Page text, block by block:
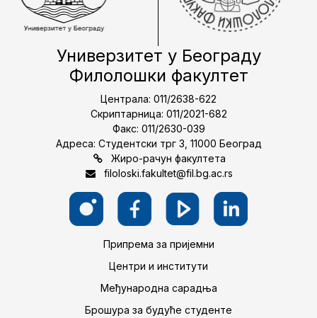
Универзитет у Београду
Филолошки факултет
Централа: 011/2638-622
Скриптарница: 011/2021-682
Факс: 011/2630-039
Адреса: Студентски трг 3, 11000 Београд
Жиро-рачун факултета
filoloski.fakultet@fil.bg.ac.rs
Припрема за пријемни
Центри и институти
Међународна сарадња
Брошура за будуће студенте